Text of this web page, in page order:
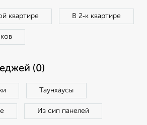
квартире В 2‑к квартире
(0)
Таунхаусы
Из сип панелей